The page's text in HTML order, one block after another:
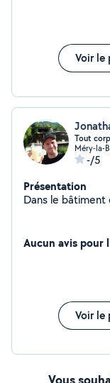
Voir le
Tout
Méry-la-
-/5
Présentation
Dans le bâtiment
Aucun avis pour
Voir le